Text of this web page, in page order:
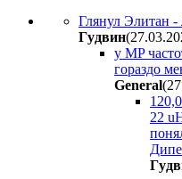
Глянул Элитан
Гyдвин
у MP
гораздо
General
22